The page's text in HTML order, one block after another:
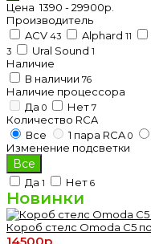
Цена1390 -29900р.
Производитель
ACV 43 Alphard 11
3 Ural Sound 1
Наличие
В наличии 76
Наличие процессора
Да 0 Нет 7
Количество RCA
Все
1 пара RCA 0
Изменение подсветки
Все
Да 1 Нет 6
Новинки
Короб стелс Omoda C5